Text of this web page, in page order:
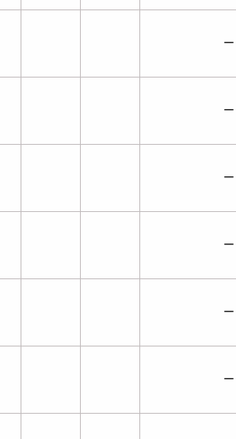
ー
ー
ー
ー
ー
ー